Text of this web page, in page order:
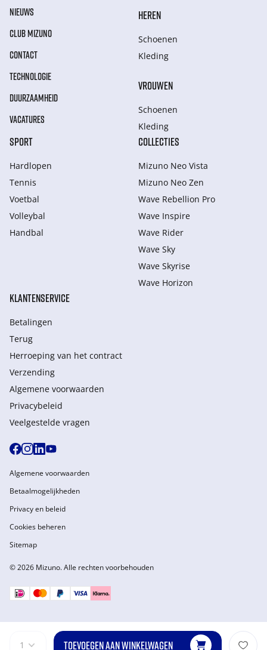
1 TOEVOEGEN AAN WINKELWAGEN
NIEUWS
CLUB MIZUNO
CONTACT
TECHNOLOGIE
DUURZAAMHEID
VACATURES
HEREN
Schoenen
Kleding
VROUWEN
Schoenen
Kleding
SPORT
Hardlopen
Tennis
Voetbal
Volleybal
Handbal
COLLECTIES
Mizuno Neo Vista
Mizuno Neo Zen
Wave Rebellion Pro
Wave Inspire
Wave Rider
Wave Sky
Wave Skyrise
Wave Horizon
KLANTENSERVICE
Betalingen
Terug
Herroeping van het contract
Verzending
Algemene voorwaarden
Privacybeleid
Veelgestelde vragen
© 2026 Mizuno. Alle rechten voorbehouden
Algemene voorwaarden
Betaalmogelijkheden
Privacy en beleid
Cookies beheren
Sitemap